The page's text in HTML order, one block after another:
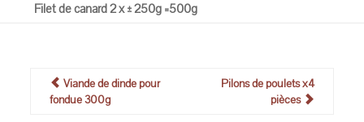
Filet de canard 2 x ± 250g =500g
Viande de dinde pour
fondue 300g
Pilons de poulets x4
pièces